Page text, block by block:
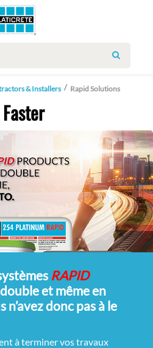
SEARCH
& Installers Rapid Solutions
RAPID
et même en
donc pas à le
à terminer vos travaux